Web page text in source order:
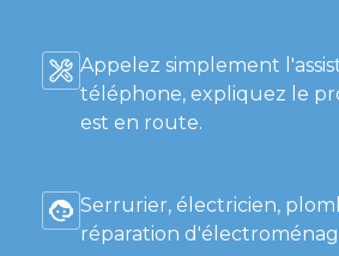
Appelez simplement
téléphone, expliquez le
est en route.
Serrurier, électricien,
réparation